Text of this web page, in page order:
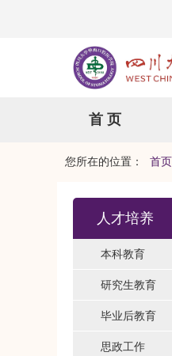
首 页
您所在的位置： 首页
人才培养
本科教育
研究生教育
毕业后教育
思政工作